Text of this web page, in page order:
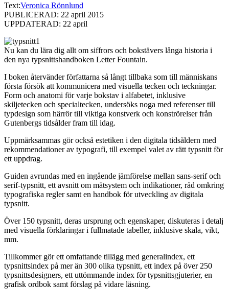
Text:Veronica Rönnlund
PUBLICERAD: 22 april 2015
UPPDATERAD: 22 april
Nu kan du lära dig allt om siffrors och bokstävers långa historia i
den nya typsnittshandboken Letter Fountain.
I boken återvänder författarna så långt tillbaka som till människans
första försök att kommunicera med visuella tecken och teckningar.
Form och anatomi för varje bokstav i alfabetet, inklusive
skiljetecken och specialtecken, undersöks noga med referenser till
typdesign som härrör till viktiga konstverk och konströrelser från
Gutenbergs tidsålder fram till idag.
Uppmärksammas gör också estetiken i den digitala tidsåldern med
rekommendationer av typografi, till exempel valet av rätt typsnitt för
ett uppdrag.
Guiden avrundas med en ingående jämförelse mellan sans-serif och
serif-typsnitt, ett avsnitt om mätsystem och indikationer, råd omkring
typografiska regler samt en handbok för utveckling av digitala
typsnitt.
Över 150 typsnitt, deras ursprung och egenskaper, diskuteras i detalj
med visuella förklaringar i fullmatade tabeller, inklusive skala, vikt,
mm.
Tillkommer gör ett omfattande tillägg med generalindex, ett
typsnittsindex på mer än 300 olika typsnitt, ett index på över 250
typsnittsdesigners, ett uttömmande index för typsnittsgjuterier, en
grafisk ordbok samt förslag på vidare läsning.